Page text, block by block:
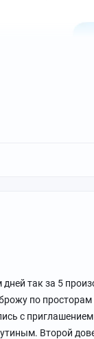
так за 5
по просторам
с
Второй